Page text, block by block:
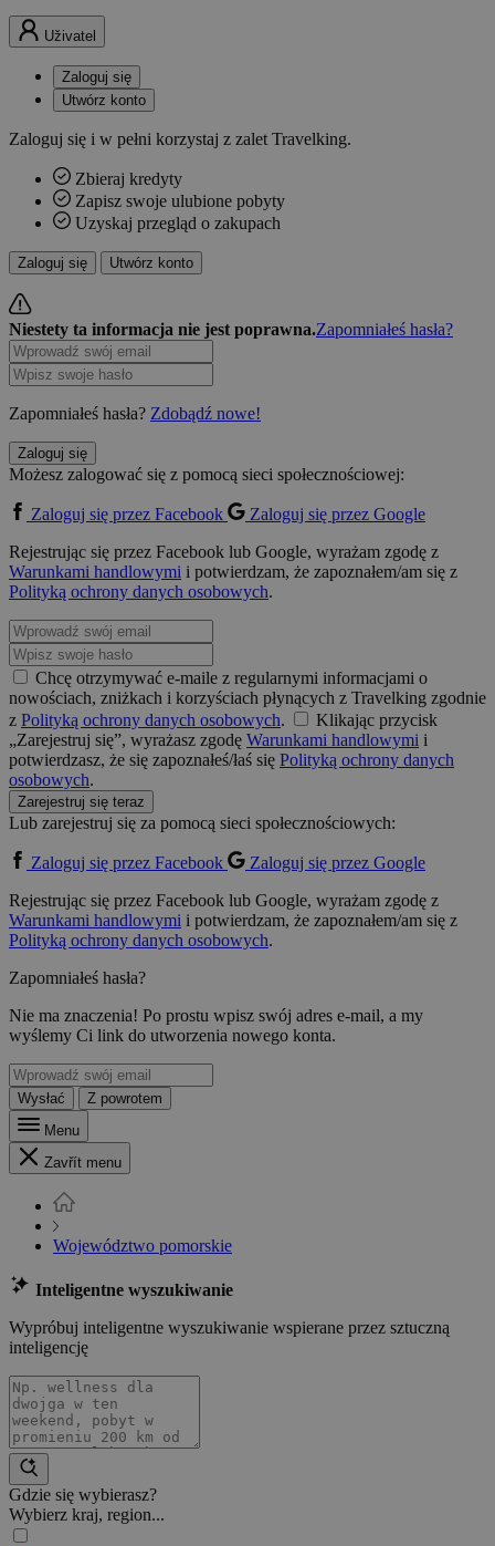
Uživatel
Zaloguj się
Utwórz konto
Zaloguj się i w pełni korzystaj z zalet Travelking.
Zbieraj kredyty
Zapisz swoje ulubione pobyty
Uzyskaj przegląd o zakupach
Zaloguj się Utwórz konto
Niestety ta informacja nie jest poprawna.Zapomniałeś hasła?
Zapomniałeś hasła? Zdobądź nowe!
Zaloguj się
Możesz zalogować się z pomocą sieci społecznościowej:
Zaloguj się przez Facebook
Zaloguj się przez Google
Rejestrując się przez Facebook lub Google, wyrażam zgodę z
Warunkami handlowymi i potwierdzam, że zapoznałem/am się z
Polityką ochrony danych osobowych.
Chcę otrzymywać e-maile z regularnymi informacjami o
nowościach, zniżkach i korzyściach płynących z Travelking zgodnie
z Polityką ochrony danych osobowych.
Klikając przycisk
„Zarejestruj się”, wyrażasz zgodę Warunkami handlowymi i
potwierdzasz, że się zapoznałeś/łaś się Polityką ochrony danych
osobowych.
Zarejestruj się teraz
Lub zarejestruj się za pomocą sieci społecznościowych:
Zaloguj się przez Facebook
Zaloguj się przez Google
Rejestrując się przez Facebook lub Google, wyrażam zgodę z
Warunkami handlowymi i potwierdzam, że zapoznałem/am się z
Polityką ochrony danych osobowych.
Zapomniałeś hasła?
Nie ma znaczenia! Po prostu wpisz swój adres e-mail, a my
wyślemy Ci link do utworzenia nowego konta.
Wysłać
Z powrotem
Menu
Zavřít menu
Województwo pomorskie
Inteligentne wyszukiwanie
Wypróbuj inteligentne wyszukiwanie wspierane przez sztuczną
inteligencję
Gdzie się wybierasz?
Wybierz kraj, region...